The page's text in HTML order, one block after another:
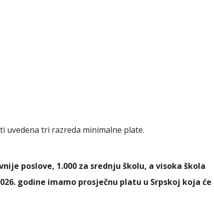
uvedena tri razreda minimalne plate.
poslove, 1.000 za srednju školu, a visoka škola
godine imamo prosječnu platu u Srpskoj koja će